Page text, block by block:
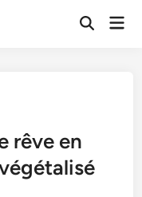
Open
rêve en